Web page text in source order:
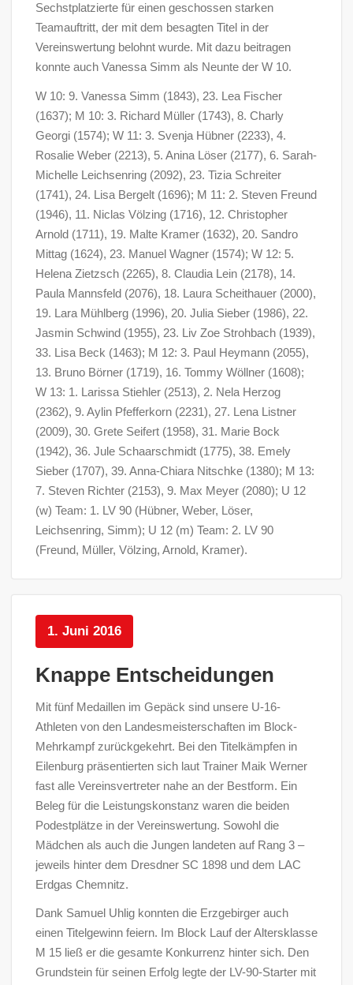
Sechstplatzierte für einen geschossen starken
Teamauftritt, der mit dem besagten Titel in der
Vereinswertung belohnt wurde. Mit dazu beitragen
konnte auch Vanessa Simm als Neunte der W 10.
W 10: 9. Vanessa Simm (1843), 23. Lea Fischer
(1637); M 10: 3. Richard Müller (1743), 8. Charly
Georgi (1574); W 11: 3. Svenja Hübner (2233), 4.
Rosalie Weber (2213), 5. Anina Löser (2177), 6. Sarah-
Michelle Leichsenring (2092), 23. Tizia Schreiter
(1741), 24. Lisa Bergelt (1696); M 11: 2. Steven Freund
(1946), 11. Niclas Völzing (1716), 12. Christopher
Arnold (1711), 19. Malte Kramer (1632), 20. Sandro
Mittag (1624), 23. Manuel Wagner (1574); W 12: 5.
Helena Zietzsch (2265), 8. Claudia Lein (2178), 14.
Paula Mannsfeld (2076), 18. Laura Scheithauer (2000),
19. Lara Mühlberg (1996), 20. Julia Sieber (1986), 22.
Jasmin Schwind (1955), 23. Liv Zoe Strohbach (1939),
33. Lisa Beck (1463); M 12: 3. Paul Heymann (2055),
13. Bruno Börner (1719), 16. Tommy Wöllner (1608);
W 13: 1. Larissa Stiehler (2513), 2. Nela Herzog
(2362), 9. Aylin Pfefferkorn (2231), 27. Lena Listner
(2009), 30. Grete Seifert (1958), 31. Marie Bock
(1942), 36. Jule Schaarschmidt (1775), 38. Emely
Sieber (1707), 39. Anna-Chiara Nitschke (1380); M 13:
7. Steven Richter (2153), 9. Max Meyer (2080); U 12
(w) Team: 1. LV 90 (Hübner, Weber, Löser,
Leichsenring, Simm); U 12 (m) Team: 2. LV 90
(Freund, Müller, Völzing, Arnold, Kramer).
1. Juni 2016
Knappe Entscheidungen
Mit fünf Medaillen im Gepäck sind unsere U-16-
Athleten von den Landesmeisterschaften im Block-
Mehrkampf zurückgekehrt. Bei den Titelkämpfen in
Eilenburg präsentierten sich laut Trainer Maik Werner
fast alle Vereinsvertreter nahe an der Bestform. Ein
Beleg für die Leistungskonstanz waren die beiden
Podestplätze in der Vereinswertung. Sowohl die
Mädchen als auch die Jungen landeten auf Rang 3 –
jeweils hinter dem Dresdner SC 1898 und dem LAC
Erdgas Chemnitz.
Dank Samuel Uhlig konnten die Erzgebirger auch
einen Titelgewinn feiern. Im Block Lauf der Altersklasse
M 15 ließ er die gesamte Konkurrenz hinter sich. Den
Grundstein für seinen Erfolg legte der LV-90-Starter mit